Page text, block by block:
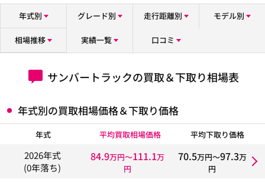
年式別 グレード別 走行距離別 モデル別
相場推移 実績一覧 口コミ
サンバートラックの買取＆下取り相場表
年式別の買取相場価格＆下取り価格
年式 平均買取相場価格 平均下取り価格
2026年式
(0年落ち)
84.9万円〜111.1万
円
70.5万円〜97.3万
円